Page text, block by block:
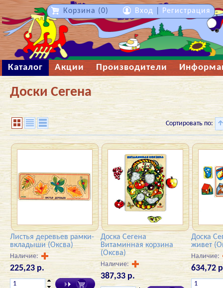
Каталог Акции Производители
Доски Сегена
Сортировать по:
Листья деревьев рамки-
вкладыши (Оксва)
Наличие:
225,23 р.
Доска Сегена
Витаминная корзина
(Оксва)
Наличие:
387,33 р.
Доска
живет
Наличие:
634,72
Корзина (0) Вход Регистрация